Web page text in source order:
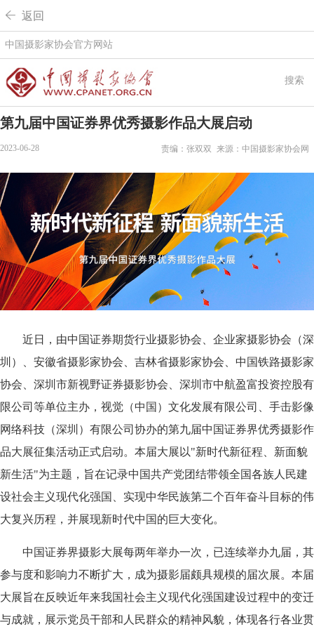
 返回
中国摄影家协会官方网站
搜索
第九届中国证券界优秀摄影作品大展启动
2023-06-28 来源：中国摄影家协会网
责编：张双双
近日，由中国证券期货行业摄影协会、企业家摄影协会（深
圳）、安徽省摄影家协会、吉林省摄影家协会、中国铁路摄影家
协会、深圳市新视野证券摄影协会、深圳市中航盈富投资控股有
限公司等单位主办，视觉（中国）文化发展有限公司、手击影像
网络科技（深圳）有限公司协办的第九届中国证券界优秀摄影作
品大展征集活动正式启动。本届大展以"新时代新征程、新面貌
新生活"为主题，旨在记录中国共产党团结带领全国各族人民建
设社会主义现代化强国、实现中华民族第二个百年奋斗目标的伟
大复兴历程，并展现新时代中国的巨大变化。
中国证券界摄影大展每两年举办一次，已连续举办九届，其
参与度和影响力不断扩大，成为摄影届颇具规模的届次展。本届
大展旨在反映近年来我国社会主义现代化强国建设过程中的变迁
与成就，展示党员干部和人民群众的精神风貌，体现各行各业贯